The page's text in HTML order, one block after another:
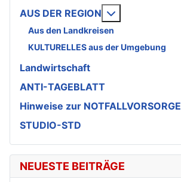
AUS DER REGION
Aus den Landkreisen
KULTURELLES aus der Umgebung
Landwirtschaft
ANTI-TAGEBLATT
Hinweise zur NOTFALLVORSORGE
STUDIO-STD
NEUESTE BEITRÄGE